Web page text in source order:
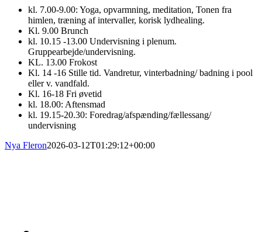
kl. 7.00-9.00: Yoga, opvarmning, meditation, Tonen fra
himlen, træning af intervaller, korisk lydhealing.
Kl. 9.00 Brunch
kl. 10.15 -13.00 Undervisning i plenum.
Gruppearbejde/undervisning.
KL. 13.00 Frokost
Kl. 14 -16 Stille tid. Vandretur, vinterbadning/ badning i pool
eller v. vandfald.
Kl. 16-18 Fri øvetid
kl. 18.00: Aftensmad
kl. 19.15-20.30: Foredrag/afspænding/fællessang/
undervisning
Nya Fleron2026-03-12T01:29:12+00:00